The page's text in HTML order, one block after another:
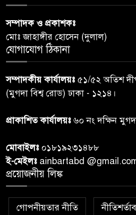
পেশ
৬
তদন্ত শেষ
৭
রাতের
ঝড়বৃষ্টির
৮
উপহার
৯
২০ আগস্ট
সম্পাদক ও প্রকাশকঃ
মোঃ জাহাঙ্গীর হোসেন (দুলাল)
যোগাযোগ ঠিকানা
সম্পাদকীয় কার্যালয়ঃ ৫১/৫২ অতিশ
(মুগদা বিশ্ব রোড) ঢাকা - ১২১৪।
প্রাকাশিত কার্যালয়ঃ৬০ নং দক্ষিন
মোবাইলঃ ০১৮১৯২৩১৪৮৮
ই-মেইলঃ ainbartabd
প্রয়োজনীয় লিঙ্ক
গোপনীয়তার নীতি